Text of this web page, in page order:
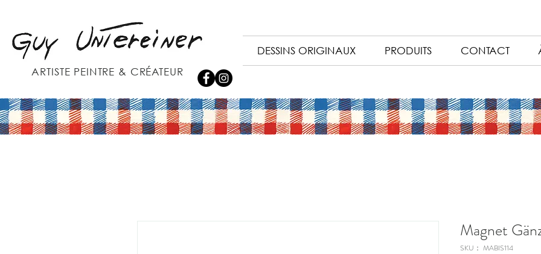
ARTISTE PEINTRE & CRÉATEUR
DESSINS ORIGINAUX PRODUITS CONTACT
Magnet
SKU： MABIS114